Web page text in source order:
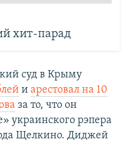
хит-парад
суд в Крыму
и арестовал на 10
за то, что он
украинского рэпера
Щелкино. Диджей